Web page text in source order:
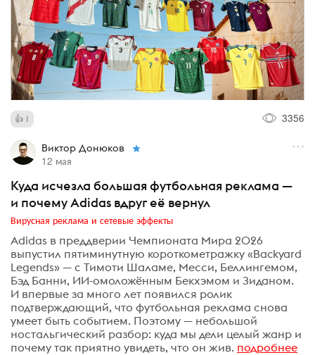
1 3356
Виктор Донюков
12 мая
Куда исчезла большая футбольная реклама —
и почему Adidas вдруг её вернул
Вирусная реклама и сетевые эффекты
Adidas в преддверии Чемпионата Мира 2026
выпустил пятиминутную короткометражку «Backyard
Legends» — с Тимоти Шаламе, Месси, Беллингемом,
Бэд Банни, ИИ-омоложённым Бекхэмом и Зиданом.
И впервые за много лет появился ролик
подтверждающий, что футбольная реклама снова
умеет быть событием. Поэтому — небольшой
ностальгический разбор: куда мы дели целый жанр и
почему так приятно увидеть, что он жив. подробнее